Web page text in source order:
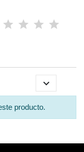

producto.